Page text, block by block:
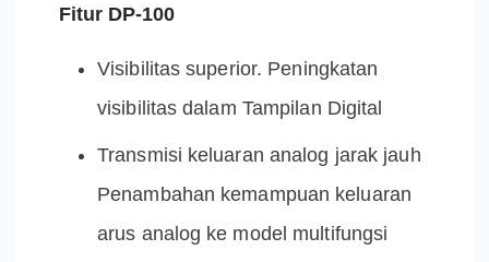
Fitur DP-100
Visibilitas superior. Peningkatan
visibilitas dalam Tampilan Digital
Transmisi keluaran analog jarak jauh
Penambahan kemampuan keluaran
arus analog ke model multifungsi